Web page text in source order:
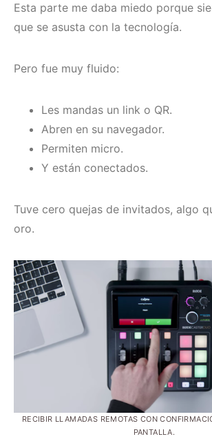
Esta parte me daba miedo porque
que se asusta con la tecnología.
Pero fue muy fluido:
Les mandas un link o QR.
Abren en su navegador.
Permiten micro.
Y están conectados.
Tuve cero quejas de invitados, algo
oro.
RECIBIR LLAMADAS REMOTAS CON
PANTALLA.